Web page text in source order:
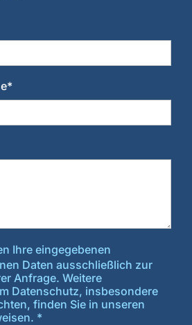
Ihre eingegebenen
Daten ausschließlich zur
Anfrage. Weitere
Datenschutz, insbesondere
finden Sie in unseren
*